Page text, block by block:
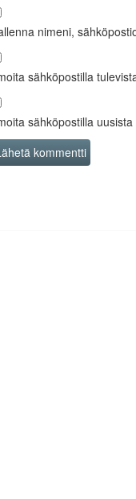
nimeni,
sähköpostilla
sähköpostilla